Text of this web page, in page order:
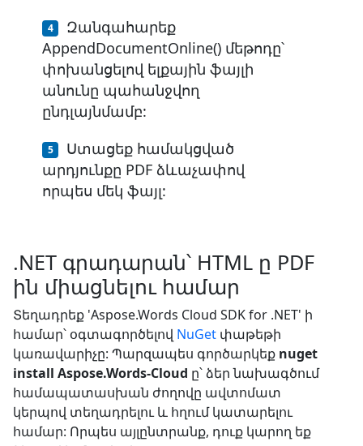
Զանգահարեք
AppendDocumentOnline() մեթոդը՝
փոխանցելով ելքային ֆայլի
անունը պահանջվող
ընդլայնմամբ:
Ստացեք համակցված
արդյունքը PDF ձևաչափով
որպես մեկ ֆայլ:
.NET գրադարան՝ HTML ը PDF
ին միացնելու համար
Տեղադրեք 'Aspose.Words Cloud SDK for .NET' ի
համար՝ օգտագործելով NuGet փաթեթի
կառավարիչը: Պարզապես գործարկեք nuget
install Aspose.Words-Cloud ը՝ ձեր նախագծում
համապատասխան ժողովը ավտոմատ
կերպով տեղադրելու և հղում կատարելու
համար: Որպես այլընտրանք, դուք կարող եք